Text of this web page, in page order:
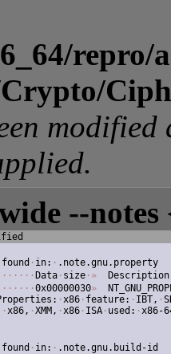
repro/
--notes
found · in: · .note.gnu.property
· · · · · · Data · size · » Description
· · · · · ·0x00000030»
·x86 · feature: · IBT, ·
·x86, ·XMM, ·x86 · ISA · used: ·x86-
found · in: · .note.gnu.build-id